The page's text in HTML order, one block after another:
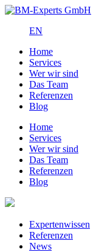
EN
Home
Services
Wer wir sind
Das Team
Referenzen
Blog
Home
Services
Wer wir sind
Das Team
Referenzen
Blog
Expertenwissen
Referenzen
News